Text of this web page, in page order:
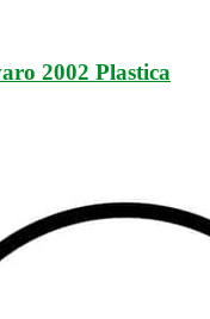
2002 Plastica